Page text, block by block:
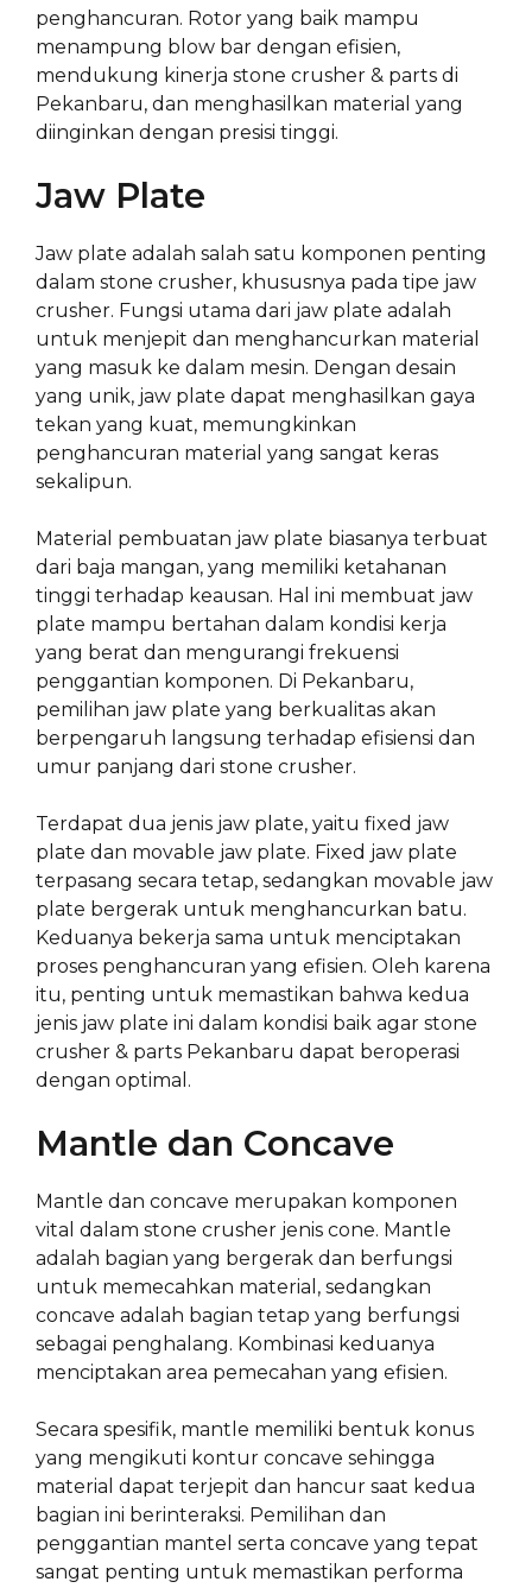
penghancuran. Rotor yang baik mampu
menampung blow bar dengan efisien,
mendukung kinerja stone crusher & parts di
Pekanbaru, dan menghasilkan material yang
diinginkan dengan presisi tinggi.
Jaw Plate
Jaw plate adalah salah satu komponen penting
dalam stone crusher, khususnya pada tipe jaw
crusher. Fungsi utama dari jaw plate adalah
untuk menjepit dan menghancurkan material
yang masuk ke dalam mesin. Dengan desain
yang unik, jaw plate dapat menghasilkan gaya
tekan yang kuat, memungkinkan
penghancuran material yang sangat keras
sekalipun.
Material pembuatan jaw plate biasanya terbuat
dari baja mangan, yang memiliki ketahanan
tinggi terhadap keausan. Hal ini membuat jaw
plate mampu bertahan dalam kondisi kerja
yang berat dan mengurangi frekuensi
penggantian komponen. Di Pekanbaru,
pemilihan jaw plate yang berkualitas akan
berpengaruh langsung terhadap efisiensi dan
umur panjang dari stone crusher.
Terdapat dua jenis jaw plate, yaitu fixed jaw
plate dan movable jaw plate. Fixed jaw plate
terpasang secara tetap, sedangkan movable jaw
plate bergerak untuk menghancurkan batu.
Keduanya bekerja sama untuk menciptakan
proses penghancuran yang efisien. Oleh karena
itu, penting untuk memastikan bahwa kedua
jenis jaw plate ini dalam kondisi baik agar stone
crusher & parts Pekanbaru dapat beroperasi
dengan optimal.
Mantle dan Concave
Mantle dan concave merupakan komponen
vital dalam stone crusher jenis cone. Mantle
adalah bagian yang bergerak dan berfungsi
untuk memecahkan material, sedangkan
concave adalah bagian tetap yang berfungsi
sebagai penghalang. Kombinasi keduanya
menciptakan area pemecahan yang efisien.
Secara spesifik, mantle memiliki bentuk konus
yang mengikuti kontur concave sehingga
material dapat terjepit dan hancur saat kedua
bagian ini berinteraksi. Pemilihan dan
penggantian mantel serta concave yang tepat
sangat penting untuk memastikan performa